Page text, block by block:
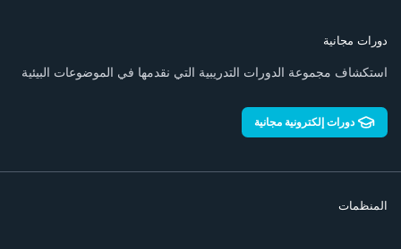
دورات مجانية
استكشاف مجموعة الدورات التدريبية التي نقدمها في الموضوعات البيئية
دورات إلكترونية مجانية
المنظمات